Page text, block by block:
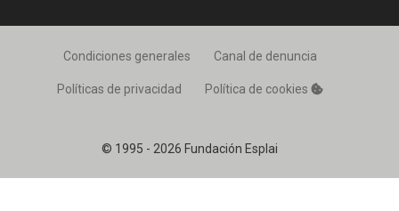
© 1995 - 2026 Fundación Esplai
Condiciones generales Canal de denuncia
Políticas de privacidad Política de cookies